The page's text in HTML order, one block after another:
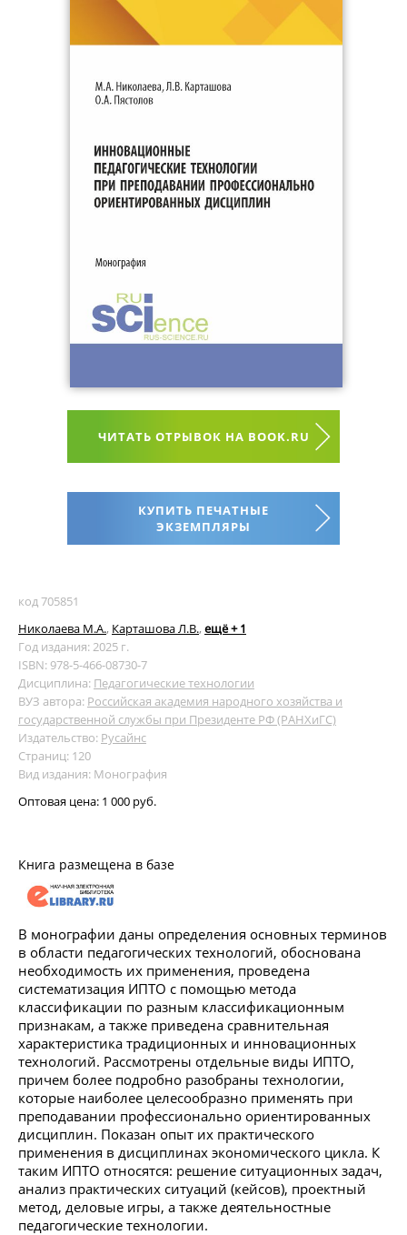
ЧИТАТЬ ОТРЫВОК НА BOOK.RU
КУПИТЬ ПЕЧАТНЫЕ
ЭКЗЕМПЛЯРЫ
код 705851
Николаева М.А., Карташова Л.В., ещё + 1
Год издания: 2025 г.
ISBN: 978-5-466-08730-7
Дисциплина: Педагогические технологии
ВУЗ автора: Российская академия народного хозяйства и
государственной службы при Президенте РФ (РАНХиГС)
Издательство: Русайнс
Страниц: 120
Вид издания: Монография
Оптовая цена: 1 000 руб.
Книга размещена в базе
В монографии даны определения основных терминов
в области педагогических технологий, обоснована
необходимость их применения, проведена
систематизация ИПТО с помощью метода
классификации по разным классификационным
признакам, а также приведена сравнительная
характеристика традиционных и инновационных
технологий. Рассмотрены отдельные виды ИПТО,
причем более подробно разобраны технологии,
которые наиболее целесообразно применять при
преподавании профессионально ориентированных
дисциплин. Показан опыт их практического
применения в дисциплинах экономического цикла. К
таким ИПТО относятся: решение ситуационных задач,
анализ практических ситуаций (кейсов), проектный
метод, деловые игры, а также деятельностные
педагогические технологии.